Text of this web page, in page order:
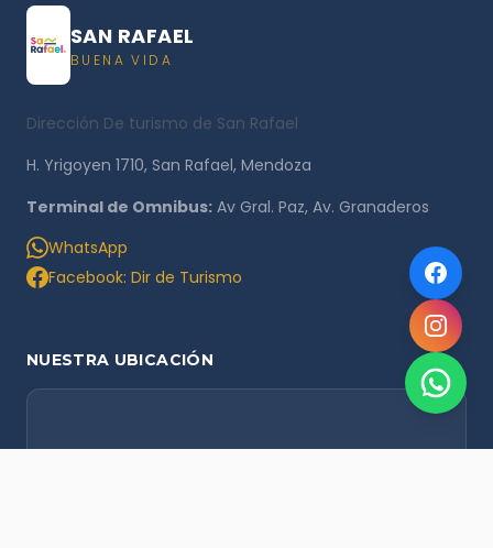
SAN RAFAEL
BUENA VIDA
Dirección De turismo de San Rafael
H. Yrigoyen 1710, San Rafael, Mendoza
Terminal de Omnibus: Av Gral. Paz, Av. Granaderos
WhatsApp
Facebook: Dir de Turismo
NUESTRA UBICACIÓN